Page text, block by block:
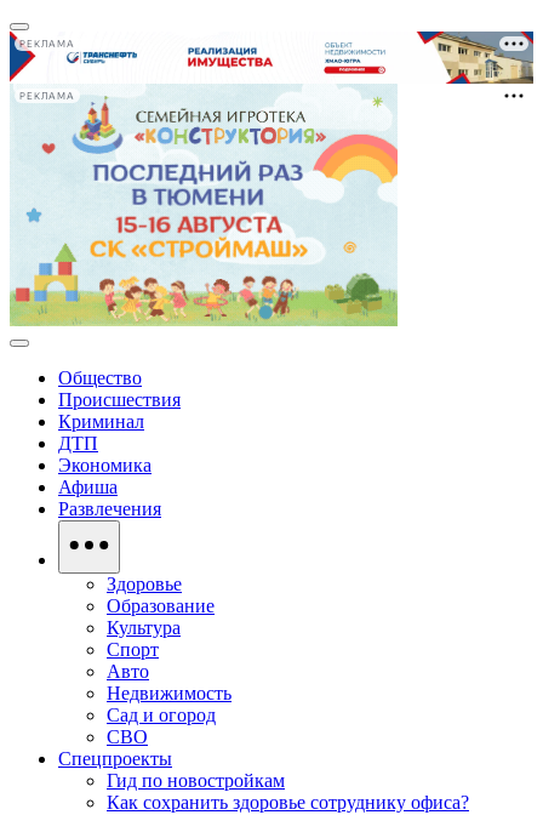
РЕКЛАМА
РЕКЛАМА
Общество
Происшествия
Криминал
ДТП
Экономика
Афиша
Развлечения
Здоровье
Образование
Культура
Спорт
Авто
Недвижимость
Сад и огород
СВО
Спецпроекты
Гид по новостройкам
Как сохранить здоровье сотруднику офиса?